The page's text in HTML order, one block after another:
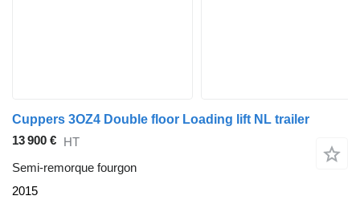
Cuppers 3OZ4 Double floor Loading lift NL trailer
13 900 € HT
Semi-remorque fourgon
2015